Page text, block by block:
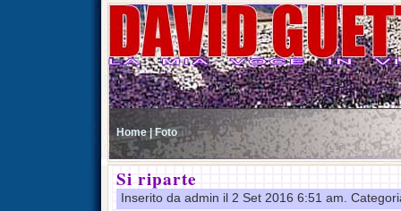
Home | Foto
Si riparte
Inserito da admin il 2 Set 2016 6:51 am.